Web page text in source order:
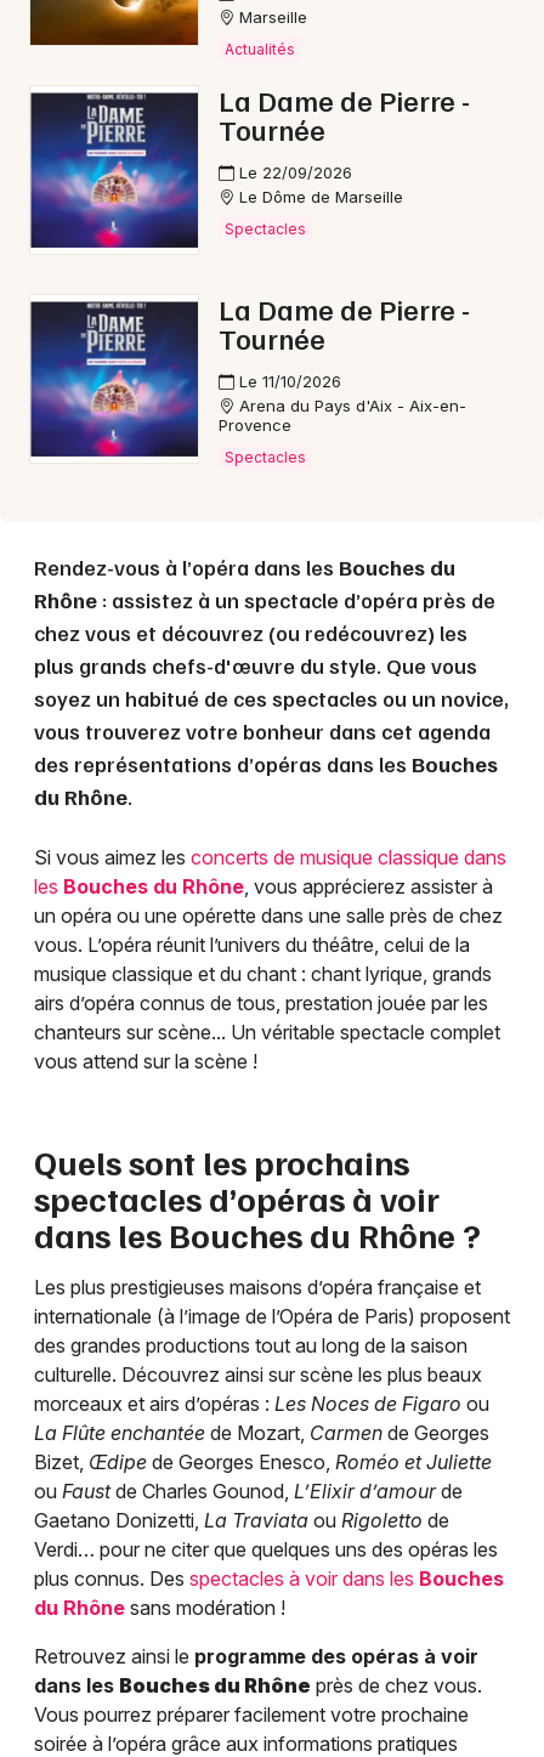
Marseille
Actualités
La Dame de Pierre -
Tournée
Le 22/09/2026
Le Dôme de Marseille
Spectacles
La Dame de Pierre -
Tournée
Le 11/10/2026
Arena du Pays d'Aix - Aix-en-
Provence
Spectacles
Rendez-vous à l’opéra dans les Bouches du
Rhône : assistez à un spectacle d’opéra près de
chez vous et découvrez (ou redécouvrez) les
plus grands chefs-d'œuvre du style. Que vous
soyez un habitué de ces spectacles ou un novice,
vous trouverez votre bonheur dans cet agenda
des représentations d’opéras dans les Bouches
du Rhône.
Si vous aimez les concerts de musique classique dans
les Bouches du Rhône, vous apprécierez assister à
un opéra ou une opérette dans une salle près de chez
vous. L’opéra réunit l’univers du théâtre, celui de la
musique classique et du chant : chant lyrique, grands
airs d’opéra connus de tous, prestation jouée par les
chanteurs sur scène... Un véritable spectacle complet
vous attend sur la scène !
Quels sont les prochains
spectacles d’opéras à voir
dans les Bouches du Rhône ?
Les plus prestigieuses maisons d’opéra française et
internationale (à l’image de l’Opéra de Paris) proposent
des grandes productions tout au long de la saison
culturelle. Découvrez ainsi sur scène les plus beaux
morceaux et airs d’opéras : Les Noces de Figaro ou
La Flûte enchantée de Mozart, Carmen de Georges
Bizet, Œdipe de Georges Enesco, Roméo et Juliette
ou Faustde Charles Gounod, L’Elixir d’amourde
Gaetano Donizetti, La Traviata ou Rigoletto de
Verdi… pour ne citer que quelques uns des opéras les
plus connus. Des spectacles à voir dans les Bouches
du Rhône sans modération !
Retrouvez ainsi le programme des opéras à voir
dans les Bouches du Rhône près de chez vous.
Vous pourrez préparer facilement votre prochaine
soirée à l’opéra grâce aux informations pratiques